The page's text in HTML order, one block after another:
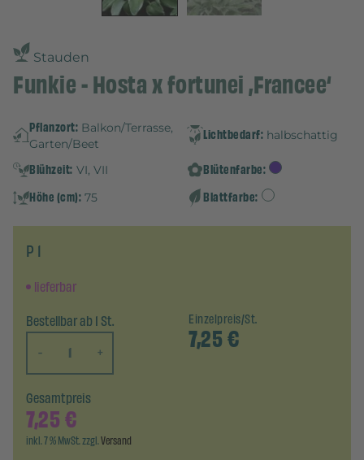
Stauden
Funkie - Hosta x fortunei ‚Francee‘
Pflanzort: Balkon/Terrasse,
Garten/Beet
Lichtbedarf: halbschattig
Blühzeit: VI, VII
Blütenfarbe:
Höhe (cm): 75 Blattfarbe:
P 1
lieferbar
Bestellbar ab 1 St.
-
+
Einzelpreis/St.
7,25€
Gesamtpreis
7,25€
inkl. 7 % MwSt. zzgl.Versand